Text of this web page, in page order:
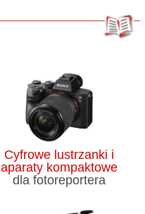
Cyfrowe lustrzanki i
aparaty kompaktowe
dla fotoreportera